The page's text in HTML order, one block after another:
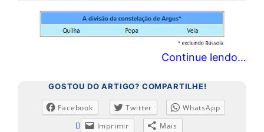
Continue lendo…
GOSTOU DO ARTIGO? COMPARTILHE!
Facebook Twitter
WhatsApp
Imprimir
Mais